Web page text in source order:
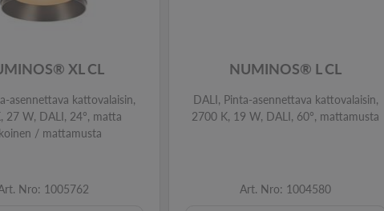
XL CL
asennettava kattovalaisin,
27 W, DALI, 24°, matta
/ mattamusta
Nro: 1005762
NUMINOS® L CL
DALI, Pinta-asennettava kattovalaisin,
2700 K, 19 W, DALI, 60°, mattamusta
Art. Nro: 1004580